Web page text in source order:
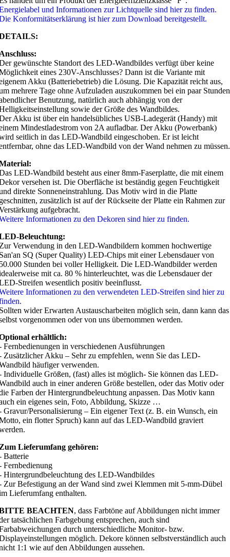
und Informationen zur Lichtquelle sind hier zu finden.
Konformitätserklärung ist hier zum Download bereitgestellt.
gewünschte Standort des LED-Wandbildes verfügt über keine
eines 230V-Anschlusses? Dann ist die Variante mit
Akku (Batteriebetrieb) die Lösung. Die Kapazität reicht aus,
mehrere Tage ohne Aufzuladen auszukommen bei ein paar Stunden
Benutzung, natürlich auch abhängig von der
sowie der Größe des Wandbildes.
Akku ist über ein handelsübliches USB-Ladegerät (Handy) mit
Mindestladestrom von 2A aufladbar. Der Akku (Powerbank)
seitlich in das LED-Wandbild eingeschoben. Er ist leicht
ohne das LED-Wandbild von der Wand nehmen zu müssen.
LED-Wandbild besteht aus einer 8mm-Faserplatte, die mit einem
versehen ist. Die Oberfläche ist beständig gegen Feuchtigkeit
direkte Sonneneinstrahlung. Das Motiv wird in die Platte
zusätzlich ist auf der Rückseite der Platte ein Rahmen zur
aufgebracht.
Informationen zu den Dekoren sind hier zu finden.
Beleuchtung:
Verwendung in den LED-Wandbildern kommen hochwertige
SQ (Super Quality) LED-Chips mit einer Lebensdauer von
Stunden bei voller Helligkeit. Die LED-Wandbilder werden
mit ca. 80 % hinterleuchtet, was die Lebensdauer der
Streifen wesentlich positiv beeinflusst.
Informationen zu den verwendeten LED-Streifen sind hier zu
wider Erwarten Austauscharbeiten möglich sein, dann kann das
vorgenommen oder von uns übernommen werden.
erhältlich:
Fernbedienungen in verschiedenen Ausführungen
Zusätzlicher Akku – Sehr zu empfehlen, wenn Sie das LED-
häufiger verwenden.
Individuelle Größen, (fast) alles ist möglich- Sie können das LED-
auch in einer anderen Größe bestellen, oder das Motiv oder
Farben der Hintergrundbeleuchtung anpassen. Das Motiv kann
ein eigenes sein, Foto, Abbildung, Skizze …
Gravur/Personalisierung – Ein eigener Text (z. B. ein Wunsch, ein
ein flotter Spruch) kann auf das LED-Wandbild graviert
Lieferumfang gehören:
Batterie
Fernbedienung
Hintergrundbeleuchtung des LED-Wandbildes
Zur Befestigung an der Wand sind zwei Klemmen mit 5-mm-Dübel
Lieferumfang enthalten.
BEACHTEN, dass Farbtöne auf Abbildungen nicht immer
tatsächlichen Farbgebung entsprechen, auch sind
durch unterschiedliche Monitor- bzw.
möglich. Dekore können selbstverständlich auch
1:1 wie auf den Abbildungen aussehen.